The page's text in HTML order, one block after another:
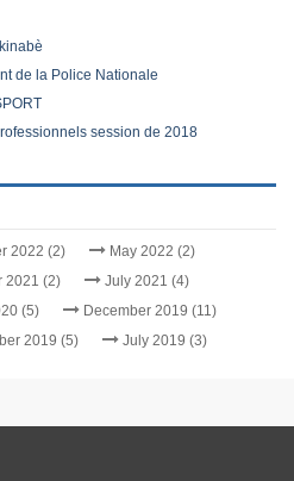
de la Police Nationale
session de 2018
2022 (2)
May 2022 (2)
2021 (2)
July 2021 (4)
(5)
December 2019 (11)
2019 (5) July 2019 (3)